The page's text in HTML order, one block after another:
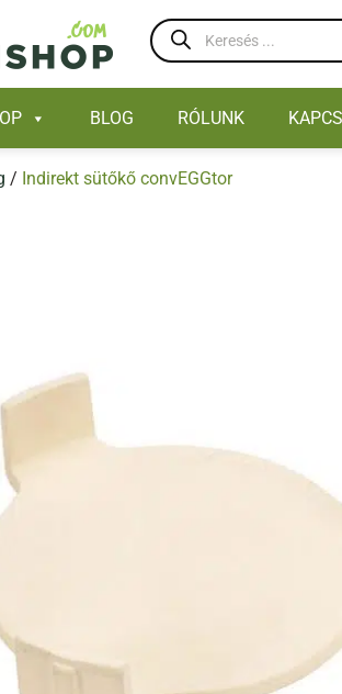
Products
search
BLOG RÓLUNK
/ Indirekt sütőkő convEGGtor